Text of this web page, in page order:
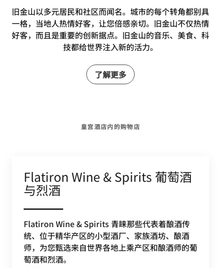
旧金山以多元居民和社区而闻名。城市的每个转角都别具
一格，当地人热情好客，让您倍感亲切。旧金山不仅热情
好客，而且是重要的创新据点。旧金山的音乐、美食、科
技都给世界注入新的活力。
了解更多
皇宫酒店内的购物店
Flatiron Wine & Spirits 葡萄酒
与烈酒
Flatiron Wine & Spirits 青睐那些代表着酿酒传
统、位于精华产区的小型酒厂、家族酒坊、酿酒
师，为您甄选来自世界各地上乘产区和酿酒师的葡
萄酒和烈酒。